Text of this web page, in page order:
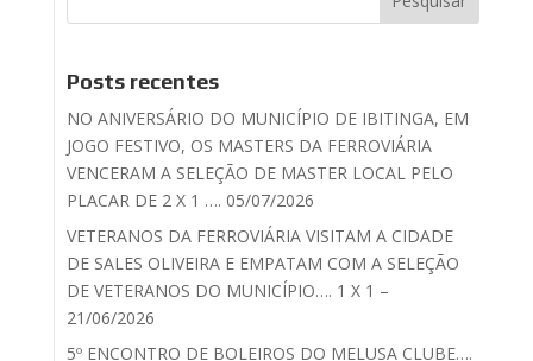
Posts recentes
NO ANIVERSÁRIO DO MUNICÍPIO DE IBITINGA, EM
JOGO FESTIVO, OS MASTERS DA FERROVIÁRIA
VENCERAM A SELEÇÃO DE MASTER LOCAL PELO
PLACAR DE 2 X 1 …. 05/07/2026
VETERANOS DA FERROVIÁRIA VISITAM A CIDADE
DE SALES OLIVEIRA E EMPATAM COM A SELEÇÃO
DE VETERANOS DO MUNICÍPIO…. 1 X 1 –
21/06/2026
5º ENCONTRO DE BOLEIROS DO MELUSA CLUBE….